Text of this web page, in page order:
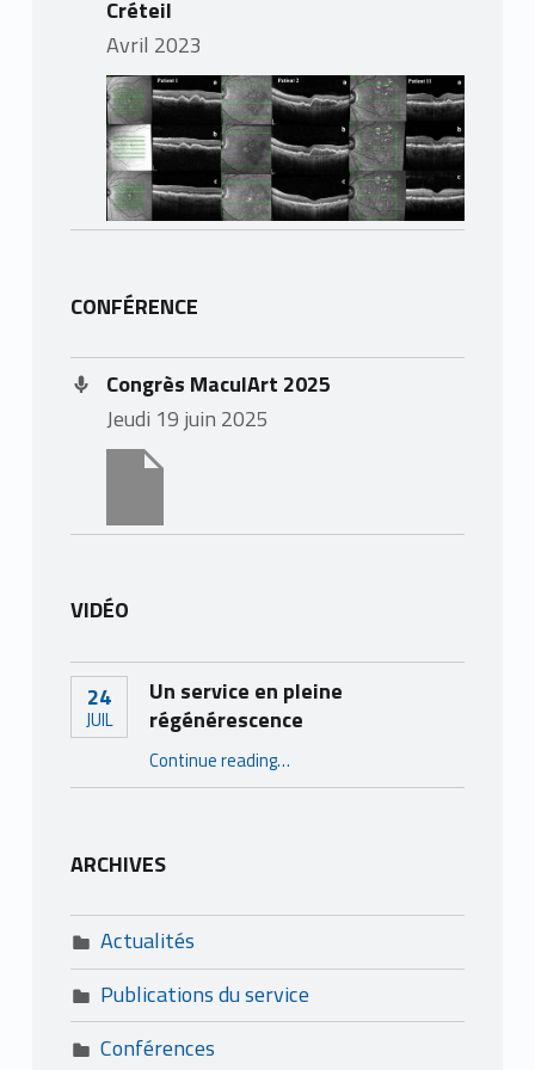
Créteil
avril 2023
CONFÉRENCE
Congrès MaculArt 2025
jeudi 19 juin 2025
VIDÉO
24
JUIL
Un service en pleine
régénérescence
Continue reading“Un service en pleine régénérescence”
…
ARCHIVES
Actualités
Publications du service
Conférences